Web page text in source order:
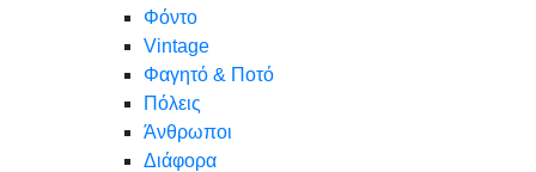
Φόντο
Vintage
Φαγητό & Ποτό
Πόλεις
Άνθρωποι
Διάφορα